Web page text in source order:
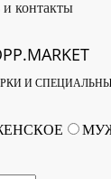
контакты
И